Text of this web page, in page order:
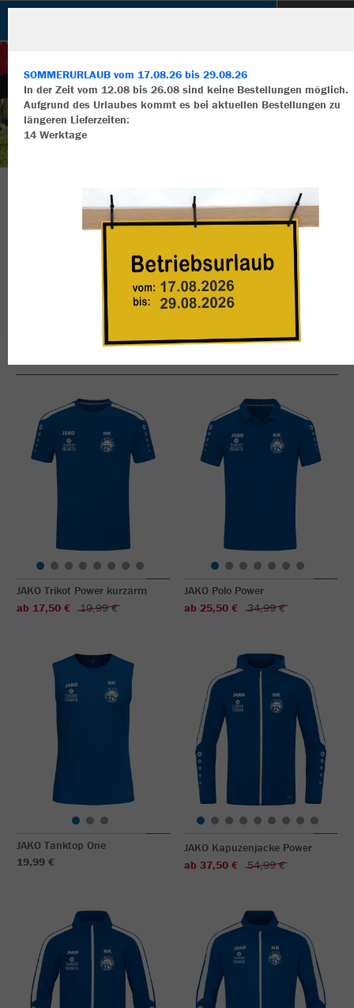
Herzlich Willkommen im Teamshop TSV
Brodswinden
Farbe
JAKO Trikot Power kurzarm
ab 17,50 €
19,99 €
JAKO Polo Power
ab 25,50 €
34,99 €
JAKO Tanktop One
19,99 €
JAKO Kapuzenjacke Power
ab 37,50 €
54,99 €
SOMMERURLAUB vom 17.08.26 bis 29.08.26
In der Zeit vom 12.08 bis 26.08 sind keine Bestellungen möglich.
Aufgrund des Urlaubes kommt es bei aktuellen Bestellungen zu
längeren Lieferzeiten:
14 Werktage
Wir verwenden Cookies
Alle akzeptieren
mehr Infos
Datenschutz
Impressum